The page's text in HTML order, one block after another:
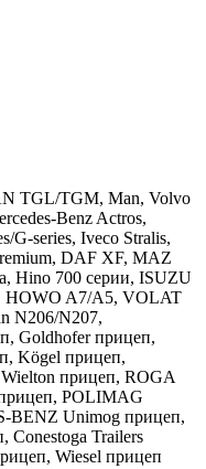
TGL/TGM, Man, Volvo
Benz Actros,
G-series, Iveco Stralis,
DAF XF, MAZ
700 серии, ISUZU
HOWO A7/A5, VOLAT
N206/N207,
Goldhofer прицеп,
Kögel прицеп,
прицеп, ROGA
POLIMAG
BENZ Unimog прицеп,
Conestoga Trailers
Wiesel прицеп